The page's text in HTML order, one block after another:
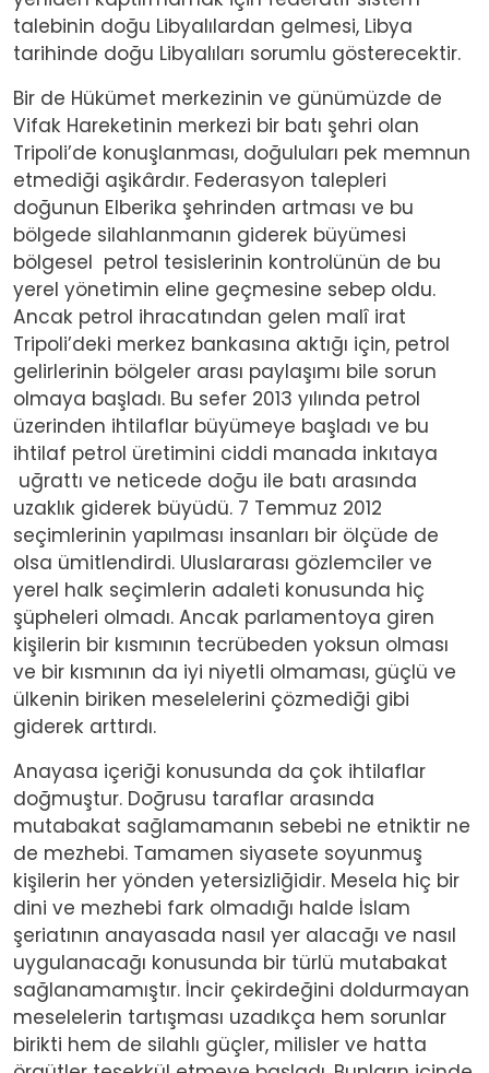
talebinin doğu Libyalılardan gelmesi, Libya
tarihinde doğu Libyalıları sorumlu gösterecektir.
Bir de Hükümet merkezinin ve günümüzde de
Vifak Hareketinin merkezi bir batı şehri olan
Tripoli’de konuşlanması, doğuluları pek memnun
etmediği aşikârdır. Federasyon talepleri
doğunun Elberika şehrinden artması ve bu
bölgede silahlanmanın giderek büyümesi
bölgesel petrol tesislerinin kontrolünün de bu
yerel yönetimin eline geçmesine sebep oldu.
Ancak petrol ihracatından gelen malî irat
Tripoli’deki merkez bankasına aktığı için, petrol
gelirlerinin bölgeler arası paylaşımı bile sorun
olmaya başladı. Bu sefer 2013 yılında petrol
üzerinden ihtilaflar büyümeye başladı ve bu
ihtilaf petrol üretimini ciddi manada inkıtaya
uğrattı ve neticede doğu ile batı arasında
uzaklık giderek büyüdü. 7 Temmuz 2012
seçimlerinin yapılması insanları bir ölçüde de
olsa ümitlendirdi. Uluslararası gözlemciler ve
yerel halk seçimlerin adaleti konusunda hiç
şüpheleri olmadı. Ancak parlamentoya giren
kişilerin bir kısmının tecrübeden yoksun olması
ve bir kısmının da iyi niyetli olmaması, güçlü ve
ülkenin biriken meselelerini çözmediği gibi
giderek arttırdı.
Anayasa içeriği konusunda da çok ihtilaflar
doğmuştur. Doğrusu taraflar arasında
mutabakat sağlamamanın sebebi ne etniktir ne
de mezhebi. Tamamen siyasete soyunmuş
kişilerin her yönden yetersizliğidir. Mesela hiç bir
dini ve mezhebi fark olmadığı halde İslam
şeriatının anayasada nasıl yer alacağı ve nasıl
uygulanacağı konusunda bir türlü mutabakat
sağlanamamıştır. İncir çekirdeğini doldurmayan
meselelerin tartışması uzadıkça hem sorunlar
birikti hem de silahlı güçler, milisler ve hatta